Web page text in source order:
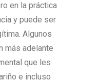
en la práctica
y puede ser
Algunos
más adelante
que les
e incluso